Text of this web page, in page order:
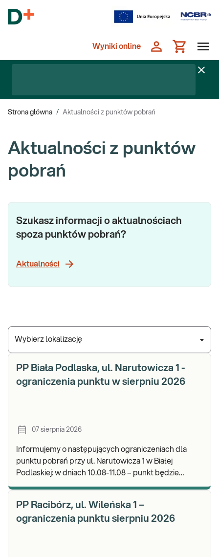
Wyniki online
Strona główna / Aktualności z punktów pobrań
Aktualności z punktów
pobrań
Wybierz lokalizację
Szukasz informacji o aktualnościach
spoza punktów pobrań?
Aktualności
PP Biała Podlaska, ul. Narutowicza 1 -
ograniczenia punktu w sierpniu 2026
07 sierpnia 2026
Informujemy o następujących ograniczeniach dla
punktu pobrań przy ul. Narutowicza 1 w Białej
Podlaskiej: w dniach 10.08-11.08 – punkt będzie
PP Racibórz, ul. Wileńska 1 –
ograniczenia punktu sierpniu 2026